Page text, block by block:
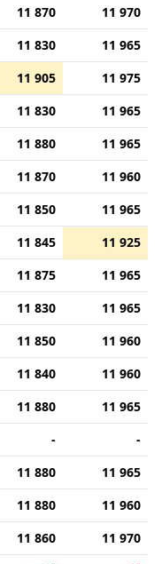
11 870
11 970
11 830
11 965
11 905
11 975
11 830
11 965
11 880
11 965
11 870
11 960
11 850
11 965
11 845
11 925
11 875
11 965
11 830
11 965
11 850
11 960
11 840
11 960
11 880
11 965
-
-
11 880
11 965
11 880
11 960
11 860
11 970